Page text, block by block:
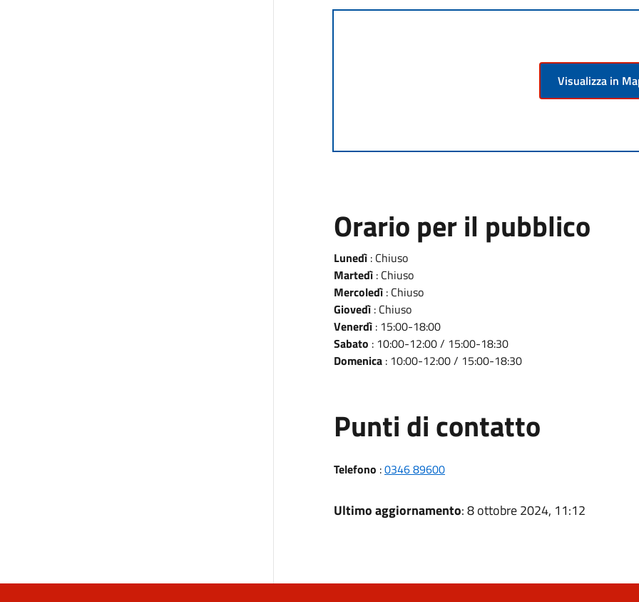
Visualizza in
Orario per il pubblico
Lunedì: Chiuso
Martedì: Chiuso
Mercoledì: Chiuso
Giovedì: Chiuso
Venerdì: 15:00-18:00
Sabato : 10:00-12:00 / 15:00-18:30
Domenica: 10:00-12:00 / 15:00-18:30
Punti di contatto
Telefono :0346 89600
Ultimo aggiornamento: 8 ottobre 2024, 11:12